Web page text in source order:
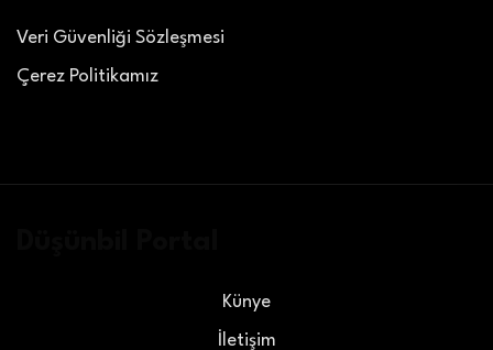
Veri Güvenliği Sözleşmesi
Çerez Politikamız
Künye
İletişim